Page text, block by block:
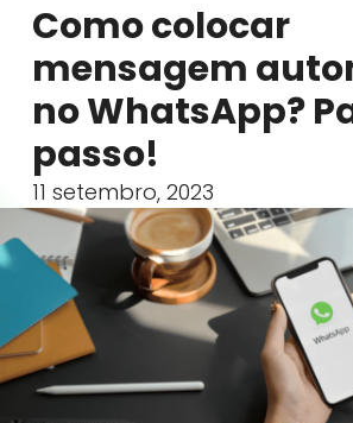
Como colocar
mensagem
no WhatsApp?
passo!
11 setembro, 2023